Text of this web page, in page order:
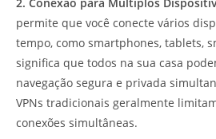
2. Conexão para Múltiplos
permite que você conecte vários
tempo, como smartphones, tablets,
significa que todos na sua casa
navegação segura e privada
VPNs tradicionais geralmente
conexões simultâneas.